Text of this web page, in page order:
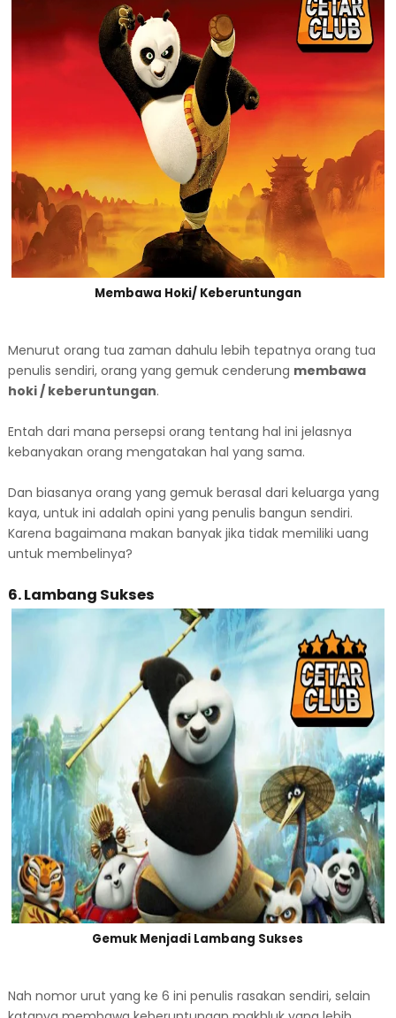
Membawa Hoki/ Keberuntungan
Menurut orang tua zaman dahulu lebih tepatnya orang tua
penulis sendiri, orang yang gemuk cenderung membawa
hoki / keberuntungan.
Entah dari mana persepsi orang tentang hal ini jelasnya
kebanyakan orang mengatakan hal yang sama.
Dan biasanya orang yang gemuk berasal dari keluarga yang
kaya, untuk ini adalah opini yang penulis bangun sendiri.
Karena bagaimana makan banyak jika tidak memiliki uang
untuk membelinya?
6. Lambang Sukses
Gemuk Menjadi Lambang Sukses
Nah nomor urut yang ke 6 ini penulis rasakan sendiri, selain